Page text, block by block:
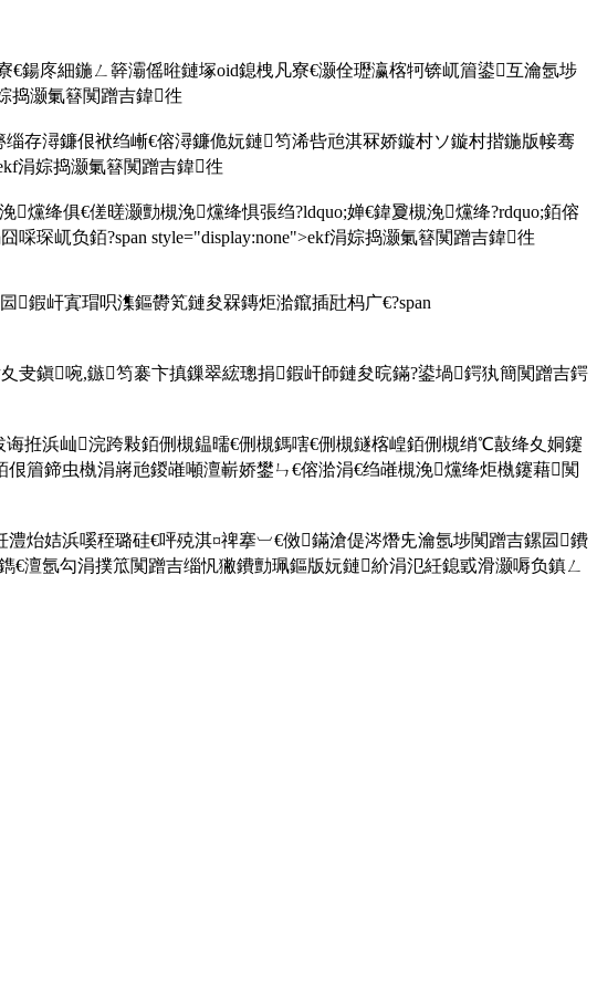
鍚庝細鍦ㄥ簳灞傜暀鏈塚oid鎴栧凡寮€灏佺瓑瀛楁牱锛屼篃鍙互瀹氬埗
捣灏氭簮闃蹭吉鍏徃
存潯鐮佷袱绉嶃€傛潯鐮佹妧鏈笉浠呰兘淇冧娇鏇村ソ鏇村揩鍦版帹骞
涓婃捣灏氭簮闃蹭吉鍏徃
爣绛俱€傞暛灏勯槻浼爣绛惧張绉?ldquo;婵€鍏夐槻浼爣绛?rdquo;銆傛
琛屼负銆?span style="display:none">ekf涓婃捣灏氭簮闃蹭吉鍏徃
鍜屽寘瑁呮潗鏂欎笂鏈夋槑鏄炬湁鑹插瓧杩广€?span
叏鎭啘,鏃笉褰卞搷鏁翠綋璁捐鍜屽師鏈夋晥鏋?鍙堝鍔犱簡闃蹭吉鍔
拰浜屾浣跨敤銆侀槻鎾曘€侀槻鎷嗐€侀槻鐩楁崲銆侀槻绡℃敼绛夊姛鑳
篃鍗虫槸涓嶈兘鍐嶉噸澶嶄娇鐢ㄣ€傛湁涓€绉嶉槻浼爣绛炬槸鑳藉闃
炲姞浜嗘秷璐硅€呯殑淇¤禆搴︺€傚鏋滄偍涔熸兂瀹氬埗闃蹭吉鏍囩鐨
€澶氬勾涓撲笟闃蹭吉缁忛獙鐨勯珮鏂版妧鏈紒涓氾紝鎴戜滑灏嗕负鎮ㄥ